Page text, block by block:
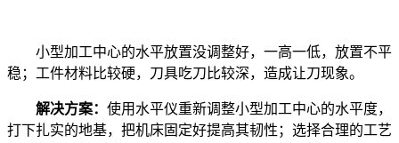
小型加工中心的水平放置没调整好，一高一低，放置不平
稳；工件材料比较硬，刀具吃刀比较深，造成让刀现象。
解决方案： 使用水平仪重新调整小型加工中心的水平度，
打下扎实的地基，把机床固定好提高其韧性；选择合理的工艺